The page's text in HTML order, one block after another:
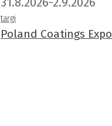
targi
Poland Coatings Expo